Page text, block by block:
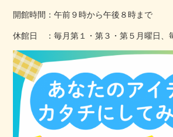
開館時間：午前９時から午後８時まで
休館日 ：毎月第１・第３・第５月曜日、